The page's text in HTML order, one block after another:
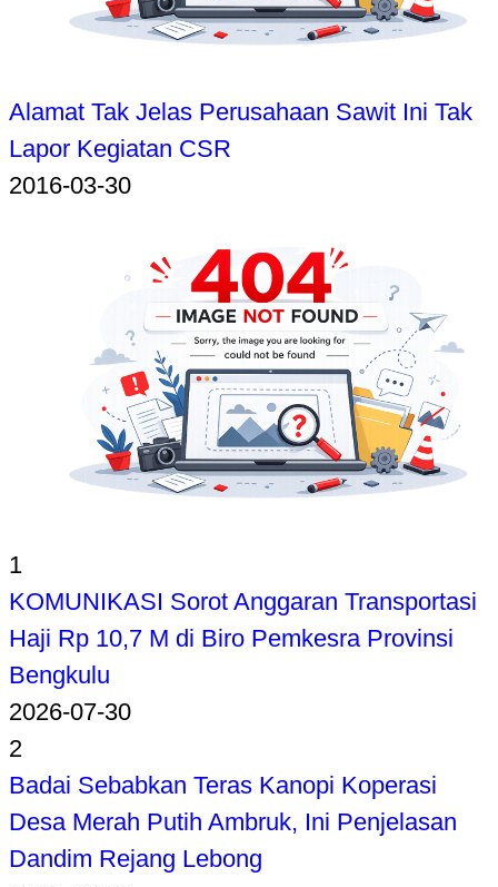
Alamat Tak Jelas Perusahaan Sawit Ini Tak
Lapor Kegiatan CSR
2016-03-30
1
KOMUNIKASI Sorot Anggaran Transportasi
Haji Rp 10,7 M di Biro Pemkesra Provinsi
Bengkulu
2026-07-30
2
Badai Sebabkan Teras Kanopi Koperasi
Desa Merah Putih Ambruk, Ini Penjelasan
Dandim Rejang Lebong